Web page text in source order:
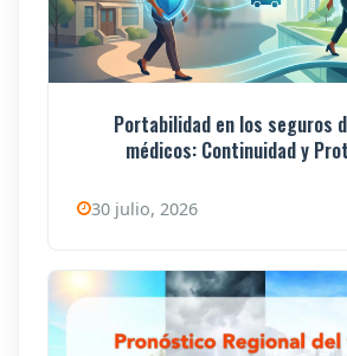
Portabilidad en los seguros
médicos: Continuidad y
30 julio, 2026